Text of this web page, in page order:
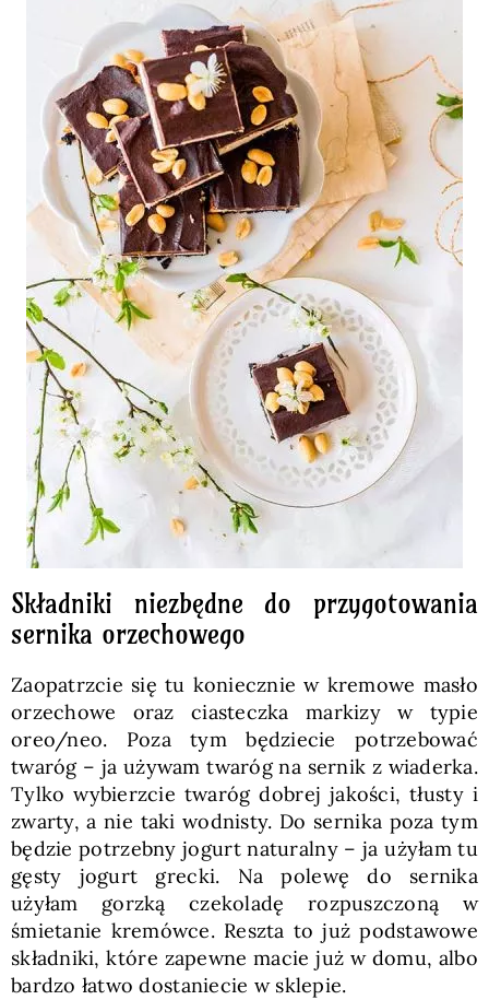
Składniki niezbędne do przygotowania
sernika orzechowego
Zaopatrzcie się tu koniecznie w kremowe masło
orzechowe oraz ciasteczka markizy w typie
oreo/neo. Poza tym będziecie potrzebować
twaróg – ja używam twaróg na sernik z wiaderka.
Tylko wybierzcie twaróg dobrej jakości, tłusty i
zwarty, a nie taki wodnisty. Do sernika poza tym
będzie potrzebny jogurt naturalny – ja użyłam tu
gęsty jogurt grecki. Na polewę do sernika
użyłam gorzką czekoladę rozpuszczoną w
śmietanie kremówce. Reszta to już podstawowe
składniki, które zapewne macie już w domu, albo
bardzo łatwo dostaniecie w sklepie.